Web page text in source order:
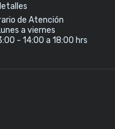
de Atención
a viernes
- 14:00 a 18:00 hrs